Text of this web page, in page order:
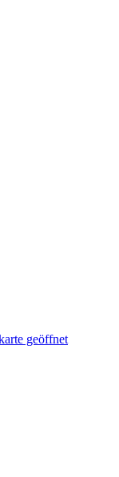
geöffnet